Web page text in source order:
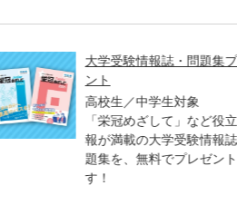
大学受験情報誌・問題集プレゼ
ント
高校生／中学生対象
「栄冠めざして」など役立つ情
報が満載の大学受験情報誌や問
題集を、無料でプレゼントしま